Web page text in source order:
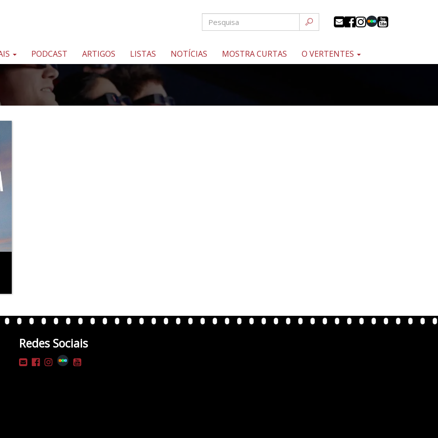
PODCAST ARTIGOS LISTAS NOTÍCIAS MOSTRA CURTAS O VERTENTES
Redes Sociais